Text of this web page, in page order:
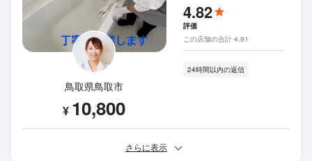
鳥取県鳥取市
¥ 10,800
4.82
評価
この店舗の合計 4.91
24時間以内の返信
さらに表示